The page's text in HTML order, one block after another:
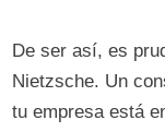
De ser así, es
Nietzsche. Un
tu empresa está